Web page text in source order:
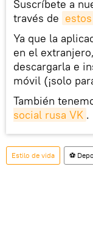
Suscríbete a
través de estos
Ya que la
en el
descargarla e
móvil (¡solo
También
social rusa VK .
Estilo de vida ⚽